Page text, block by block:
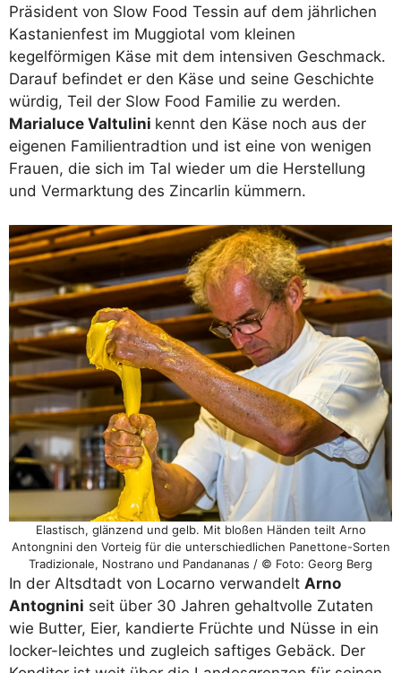
Präsident von Slow Food Tessin auf dem jährlichen
Kastanienfest im Muggiotal vom kleinen
kegelförmigen Käse mit dem intensiven Geschmack.
Darauf befindet er den Käse und seine Geschichte
würdig, Teil der Slow Food Familie zu werden.
Marialuce Valtulini kennt den Käse noch aus der
eigenen Familientradtion und ist eine von wenigen
Frauen, die sich im Tal wieder um die Herstellung
und Vermarktung des Zincarlin kümmern.
Elastisch, glänzend und gelb. Mit bloßen Händen teilt Arno
Antongnini den Vorteig für die unterschiedlichen Panettone-Sorten
Tradizionale, Nostrano und Pandananas / © Foto: Georg Berg
In der Altsdtadt von Locarno verwandelt Arno
Antognini seit über 30 Jahren gehaltvolle Zutaten
wie Butter, Eier, kandierte Früchte und Nüsse in ein
locker-leichtes und zugleich saftiges Gebäck. Der